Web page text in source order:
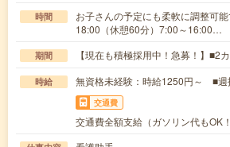
時間
お子さんの予定にも柔軟に調整可
18:00（休憩60分）7:00～16:00…
期間 【現在も積極採用中！急募！】■2
時給 無資格未経験：時給1250円～ ■週
交通費
交通費全額支給（ガソリン代もOK！